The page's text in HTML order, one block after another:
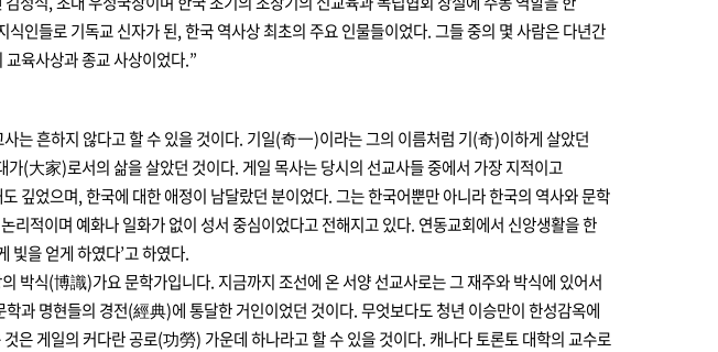
인들로 기독교 신자가 된, 한국 역사상 최초의 주요 인물들이었다. 그들 중의 몇 사람은 다년간
육사상과 종교 사상이었다.”
는 흔하지 않다고 할 수 있을 것이다. 기일(奇一)이라는 그의 이름처럼 기(奇)이하게 살았던
(大家)로서의 삶을 살았던 것이다. 게일 목사는 당시의 선교사들 중에서 가장 지적이고
깊었으며, 한국에 대한 애정이 남달랐던 분이었다. 그는 한국어뿐만 아니라 한국의 역사와 문학
적이며 예화나 일화가 없이 성서 중심이었다고 전해지고 있다. 연동교회에서 신앙생활을 한
빛을 얻게 하였다’고 하였다.
박식(博識)가요 문학가입니다. 지금까지 조선에 온 서양 선교사로는 그 재주와 박식에 있어서
과 명현들의 경전(經典)에 통달한 거인이었던 것이다. 무엇보다도 청년 이승만이 한성감옥에
게일의 커다란 공로(功勞) 가운데 하나라고 할 수 있을 것이다. 캐나다 토론토 대학의 교수로